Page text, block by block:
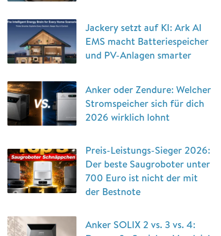
Jackery setzt auf KI: Ark AI
EMS macht Batteriespeicher
und PV-Anlagen smarter
Anker oder Zendure: Welcher
Stromspeicher sich für dich
2026 wirklich lohnt
Preis-Leistungs-Sieger 2026:
Der beste Saugroboter unter
700 Euro ist nicht der mit
der Bestnote
Anker SOLIX 2 vs. 3 vs. 4: